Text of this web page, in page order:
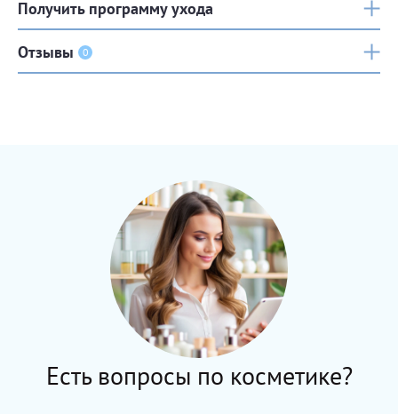
Получить программу ухода
Отзывы 0
Есть вопросы по косметике?